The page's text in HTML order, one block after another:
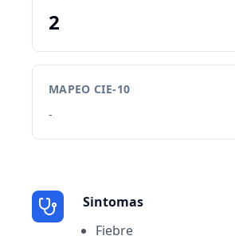
2
MAPEO CIE-10
-
Sintomas
Fiebre